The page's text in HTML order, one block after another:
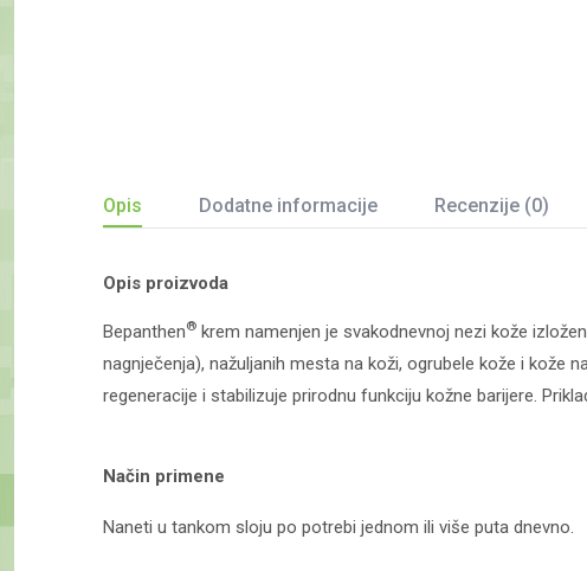
Opis Dodatne informacije Recenzije (0)
Opis proizvoda
Bepanthen® krem namenjen je svakodnevnoj nezi kože
nagnječenja), nažuljanih mesta na koži, ogrubele kože i kože
regeneracije i stabilizuje prirodnu funkciju kožne barijere.
Način primene
Naneti u tankom sloju po potrebi jednom ili više puta dnevno.